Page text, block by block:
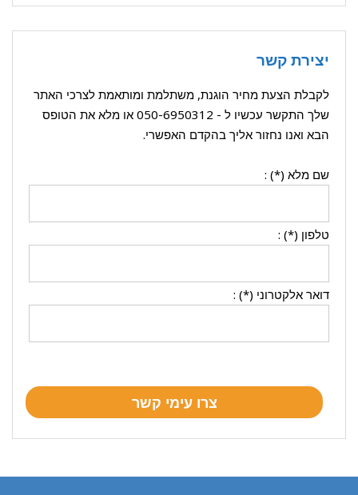
יצירת קשר
לקבלת הצעת מחיר הוגנת, משתלמת ומותאמת לצרכי האתר
שלך התקשר עכשיו ל - 050-6950312 או מלא את הטופס
הבא ואנו נחזור אליך בהקדם האפשרי.
שם מלא (*) :
טלפון (*) :
דואר אלקטרוני (*) :